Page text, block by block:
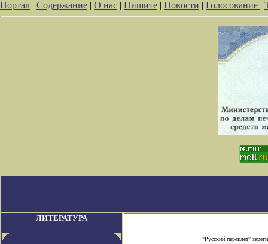
Портал | Содержание | О нас | Пишите | Новости | Голосование |
ЛИТЕРАТУРА
"Русский переплет"